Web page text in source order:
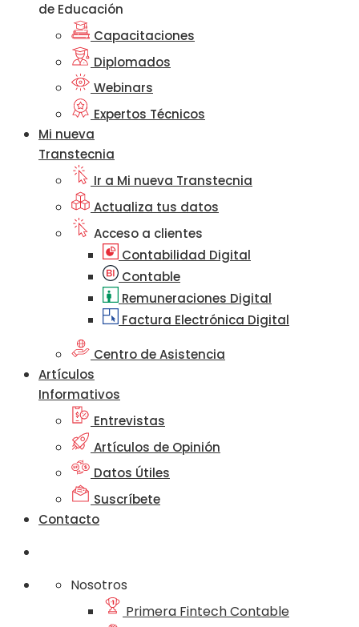
de Educación
Capacitaciones
Diplomados
Webinars
Expertos Técnicos
Mi nueva
Transtecnia
Ir a Mi nueva Transtecnia
Actualiza tus datos
Acceso a clientes
Contabilidad Digital
Contable
Remuneraciones Digital
Factura Electrónica Digital
Centro de Asistencia
Artículos
Informativos
Entrevistas
Artículos de Opinión
Datos Útiles
Suscríbete
Contacto
Nosotros
Primera Fintech Contable